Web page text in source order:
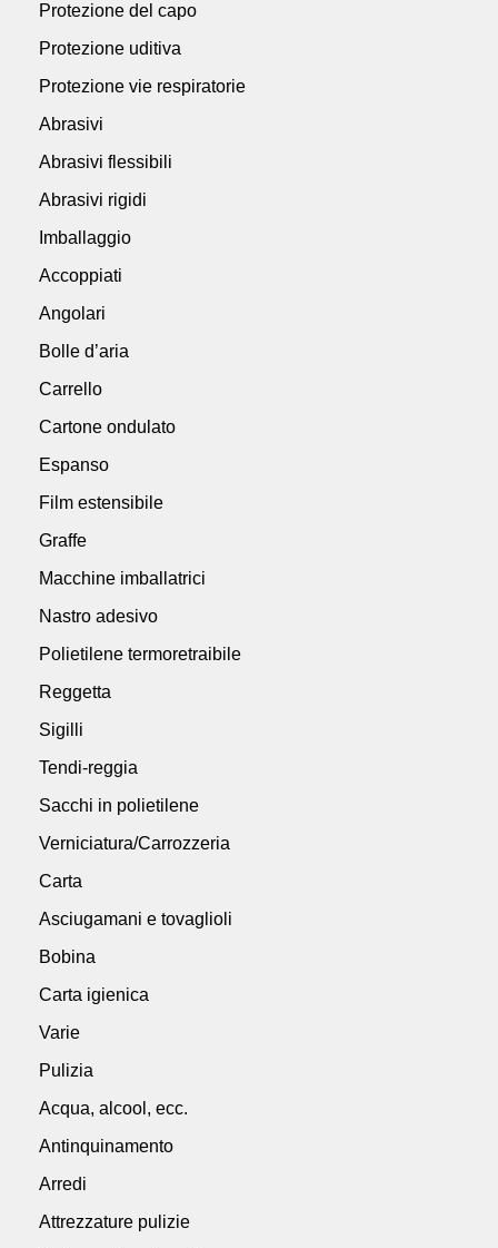
Protezione del capo
Protezione uditiva
Protezione vie respiratorie
Abrasivi
Abrasivi flessibili
Abrasivi rigidi
Imballaggio
Accoppiati
Angolari
Bolle d’aria
Carrello
Cartone ondulato
Espanso
Film estensibile
Graffe
Macchine imballatrici
Nastro adesivo
Polietilene termoretraibile
Reggetta
Sigilli
Tendi-reggia
Sacchi in polietilene
Verniciatura/Carrozzeria
Carta
Asciugamani e tovaglioli
Bobina
Carta igienica
Varie
Pulizia
Acqua, alcool, ecc.
Antinquinamento
Arredi
Attrezzature pulizie